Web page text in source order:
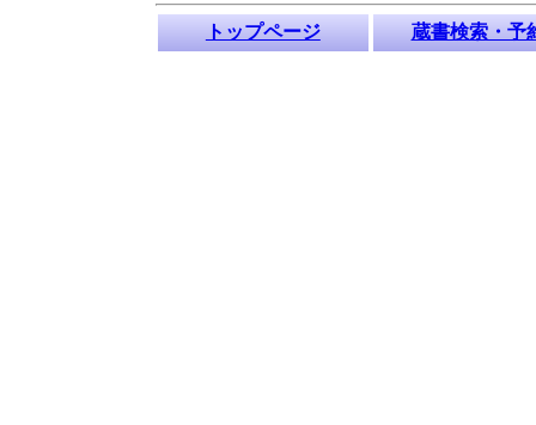
トップページ 蔵書検索・予